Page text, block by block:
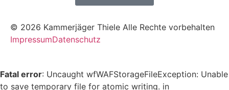
© 2026 Kammerjäger Thiele Alle Rechte vorbehalten
ImpressumDatenschutz
Fatal error: Uncaught wfWAFStorageFileException: Unable
to save temporary file for atomic writing. in